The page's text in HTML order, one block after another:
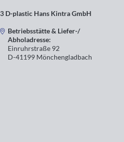
3 D-plastic Hans Kintra GmbH
Betriebsstätte & Liefer-/
Abholadresse:
Einruhrstraße 92
D-41199 Mönchengladbach